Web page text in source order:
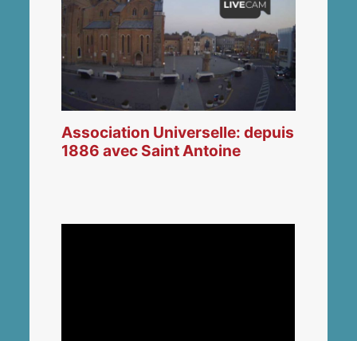
Association Universelle: depuis
1886 avec Saint Antoine